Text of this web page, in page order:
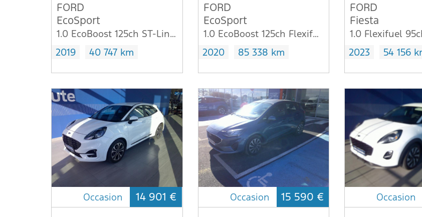
FORD
EcoSport
1.0 EcoBoost 125ch ST-Line Euro6.2
2019
40 747 km
FORD
EcoSport
1.0 EcoBoost 125ch Flexifuel E85 ST-Line
2020
85 338 km
FORD
Fiesta
2023
54 156
Occasion 14 901 € Occasion 15 590 € Occasion